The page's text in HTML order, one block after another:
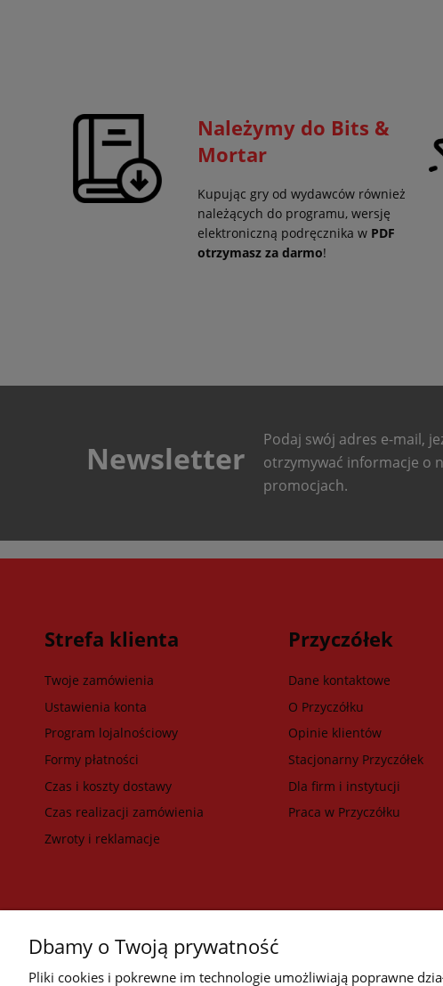
Należymy do Bits &
Mortar
Kupując gry od wydawców również
należących do programu, wersję
elektroniczną podręcznika w PDF
otrzymasz za darmo!
Newsletter
Podaj swój adres e-mail,
otrzymywać informacje o
promocjach.
Strefa klienta
Twoje zamówienia
Ustawienia konta
Program lojalnościowy
Formy płatności
Czas i koszty dostawy
Czas realizacji zamówienia
Zwroty i reklamacje
Przyczółek
Dane kontaktowe
O Przyczółku
Opinie klientów
Stacjonarny Przyczółek
Dla firm i instytucji
Praca w Przyczółku
Dbamy o Twoją prywatność
Pliki cookies i pokrewne im technologie umożliwiają poprawne